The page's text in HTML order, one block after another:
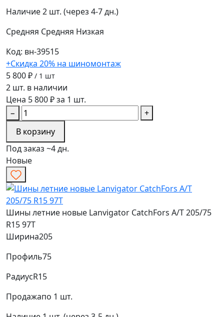
Наличие2 шт. (через 4-7 дн.)
Средняя Средняя Низкая
Код: вн-39515
+Скидка 20% на шиномонтаж
5 800 ₽ / 1 шт
2 шт. в наличии
Цена 5 800 ₽ за 1 шт.
−
+
В корзину
Под заказ ~4 дн.
Новые
Шины летние новые Lanvigator CatchFors A/T 205/75
R15 97T
Ширина205
Профиль75
РадиусR15
Продажапо 1 шт.